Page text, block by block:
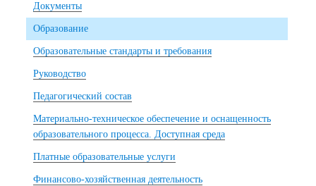
Документы
Образование
Образовательные стандарты и требования
Руководство
Педагогический состав
Материально-техническое обеспечение и оснащенность
образовательного процесса. Доступная среда
Платные образовательные услуги
Финансово-хозяйственная деятельность